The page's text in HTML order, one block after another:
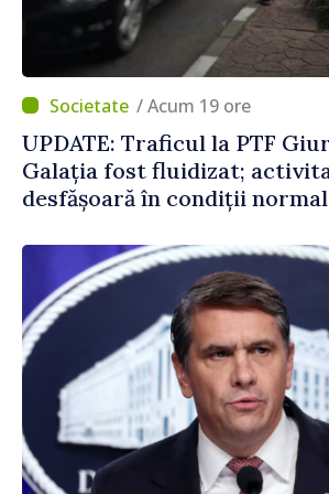
/ Acum 19 ore
UPDATE: Traficul la PTF
Galația fost fluidizat;
desfășoară în condiții